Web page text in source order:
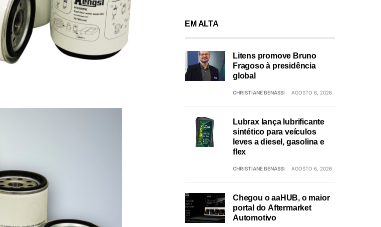
EM ALTA
Litens promove Bruno
Fragoso à presidência
global
CHRISTIANE BENASSI AGOSTO 6, 2026
Lubrax lança lubrificante
sintético para veículos
leves a diesel, gasolina e
flex
CHRISTIANE BENASSI AGOSTO 6, 2026
Chegou o aaHUB, o maior
portal do Aftermarket
Automotivo